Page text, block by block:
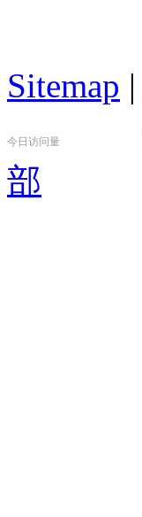
Sitemap
今日访问量
部